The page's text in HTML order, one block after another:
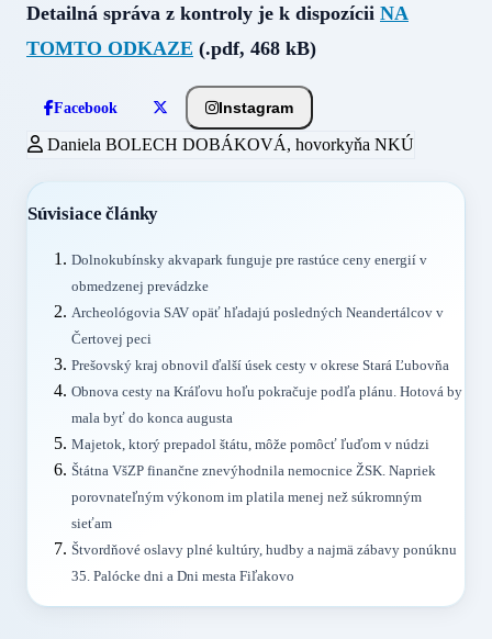
Detailná správa z kontroly je k dispozícii NA
TOMTO ODKAZE (.pdf, 468 kB)
Facebook Instagram
Daniela BOLECH DOBÁKOVÁ, hovorkyňa NKÚ
Súvisiace články
Dolnokubínsky akvapark funguje pre rastúce ceny energií v
obmedzenej prevádzke
Archeológovia SAV opäť hľadajú posledných Neandertálcov v
Čertovej peci
Prešovský kraj obnovil ďalší úsek cesty v okrese Stará Ľubovňa
Obnova cesty na Kráľovu hoľu pokračuje podľa plánu. Hotová by
mala byť do konca augusta
Majetok, ktorý prepadol štátu, môže pomôcť ľuďom v núdzi
Štátna VšZP finančne znevýhodnila nemocnice ŽSK. Napriek
porovnateľným výkonom im platila menej než súkromným
sieťam
Štvordňové oslavy plné kultúry, hudby a najmä zábavy ponúknu
35. Palócke dni a Dni mesta Fiľakovo